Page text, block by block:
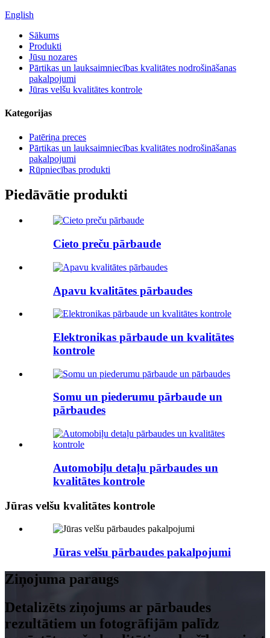
English
Sākums
Produkti
Jūsu nozares
Pārtikas un lauksaimniecības kvalitātes nodrošināšanas
pakalpojumi
Jūras velšu kvalitātes kontrole
Kategorijas
Patēriņa preces
Pārtikas un lauksaimniecības kvalitātes nodrošināšanas
pakalpojumi
Rūpniecības produkti
Piedāvātie produkti
Cieto preču pārbaude
Apavu kvalitātes pārbaudes
Elektronikas pārbaude un kvalitātes
kontrole
Somu un piederumu pārbaude un
pārbaudes
Automobiļu detaļu pārbaudes un
kvalitātes kontrole
Jūras velšu kvalitātes kontrole
Jūras velšu pārbaudes pakalpojumi
Ziņojuma paraugs
Detalizēts ziņojums ar pārbaudes
rezultātiem un fotogrāfijām palīdz